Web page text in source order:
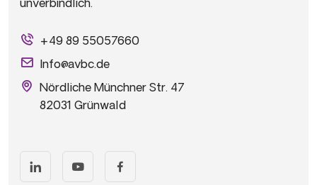
+49 89 55057660
Info@avbc.de
Nördliche Münchner Str. 47
82031 Grünwald